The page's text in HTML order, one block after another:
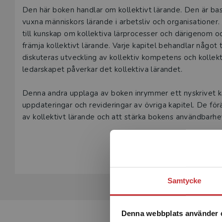
Samtycke
Denna webbplats använder
Beskrivning
Den här boken handlar om kollektivt lärande. Den är
vuxna människors lärande i arbetsliv och
till kunskap om kollektiva lärprocesser och därigenom
främja kollektivt lärande. Varje kapitel behandlar
diskuteras utveckling av kollektiv kompetens och
ledarskapet påverkar det kollektiva lärandet.
Denna andra upplaga av boken inrymmer ett
uppdateringar och revideringar av övriga kapitel. De
av kollektivt lärande och att stärka bokens